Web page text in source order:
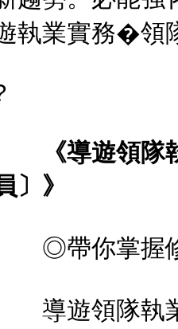
執業實務�領
《導遊領隊執
〕》
◎帶你掌握修
導遊領隊執業